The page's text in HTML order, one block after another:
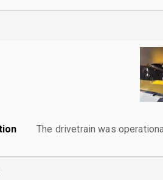
The drivetrain was